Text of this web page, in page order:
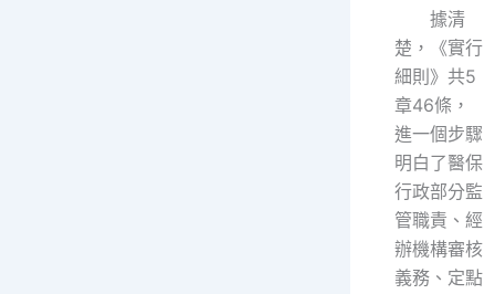
據清
楚，《實行
細則》共5
章46條，
進一個步驟
明白了醫保
行政部分監
管職責、經
辦機構審核
義務、定點